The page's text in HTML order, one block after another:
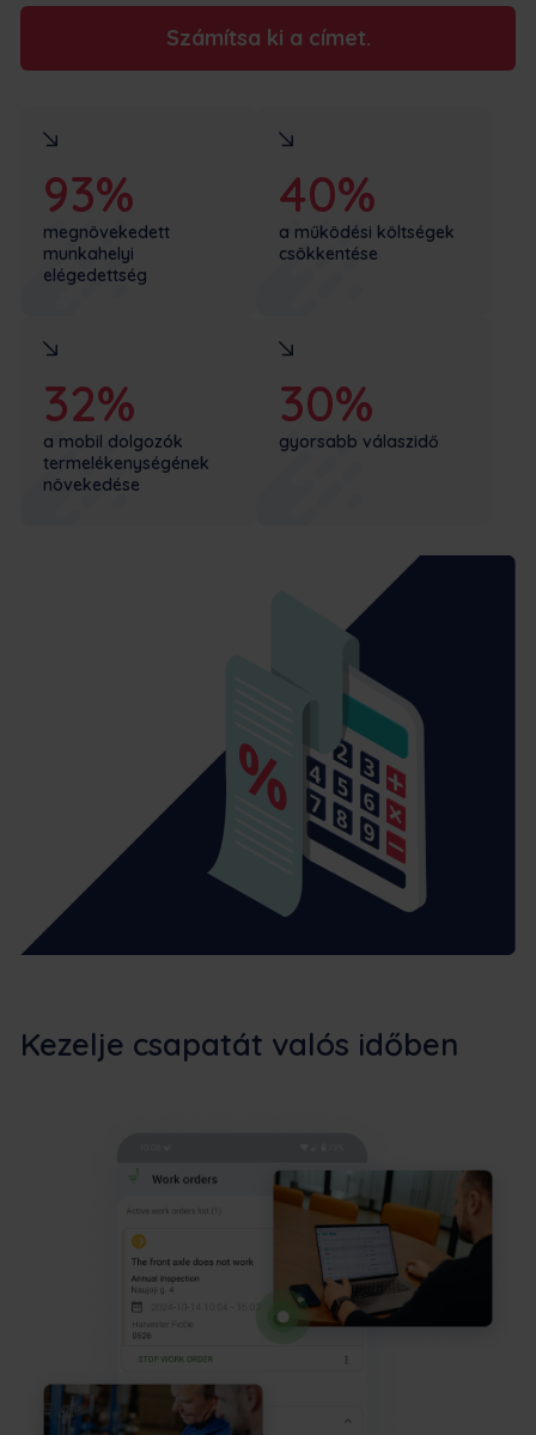
Számítsa ki a címet.
93%
megnövekedett
munkahelyi
elégedettség
40%
a működési költségek
csökkentése
32%
a mobil dolgozók
termelékenységének
növekedése
30%
gyorsabb válaszidő
Kezelje csapatát valós időben